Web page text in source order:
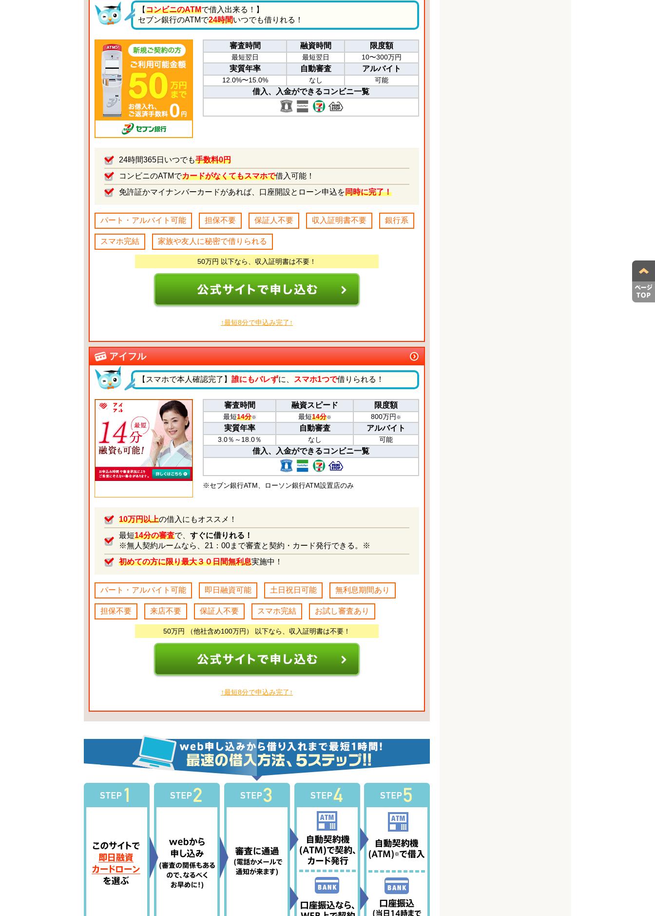
【コンビニのATMで借入出来る！】
セブン銀行のATMで24時間いつでも借りれる！
審査時間 融資時間 限度額
最短翌日 最短翌日 10〜300万円
実質年率 自動審査 アルバイト
12.0%〜15.0% なし 可能
借入、入金ができるコンビニ一覧
24時間365日いつでも手数料0円
コンビニのATMでカードがなくてもスマホで借入可能！
免許証かマイナンバーカードがあれば、口座開設とローン申込を同時に完了！
パート・アルバイト可能 担保不要 保証人不要 収入証明書不要 銀行系
スマホ完結 家族や友人に秘密で借りられる
50万円 以下なら、収入証明書は不要！
↑最短8分で申込み完了↑
アイフル
【スマホで本人確認完了】 誰にもバレずに、 スマホ1つで借りられる！
審査時間 融資スピード 限度額
最短14分※ 最短14分※ 800万円 ※
実質年率 自動審査 アルバイト
3.0％～18.0％ なし 可能
借入、入金ができるコンビニ一覧
※セブン銀行ATM、ローソン銀行ATM設置店のみ
10万円以上の借入にもオススメ！
最短14分の審査で、 すぐに借りれる！
※無人契約ルームなら、21：00まで審査と契約・カード発行できる。※
初めての方に限り最大３０日間無利息実施中！
パート・アルバイト可能 即日融資可能 土日祝日可能 無利息期間あり
担保不要 来店不要 保証人不要 スマホ完結 お試し審査あり
50万円 （他社含め100万円） 以下なら、収入証明書は不要！
↑最短8分で申込み完了↑